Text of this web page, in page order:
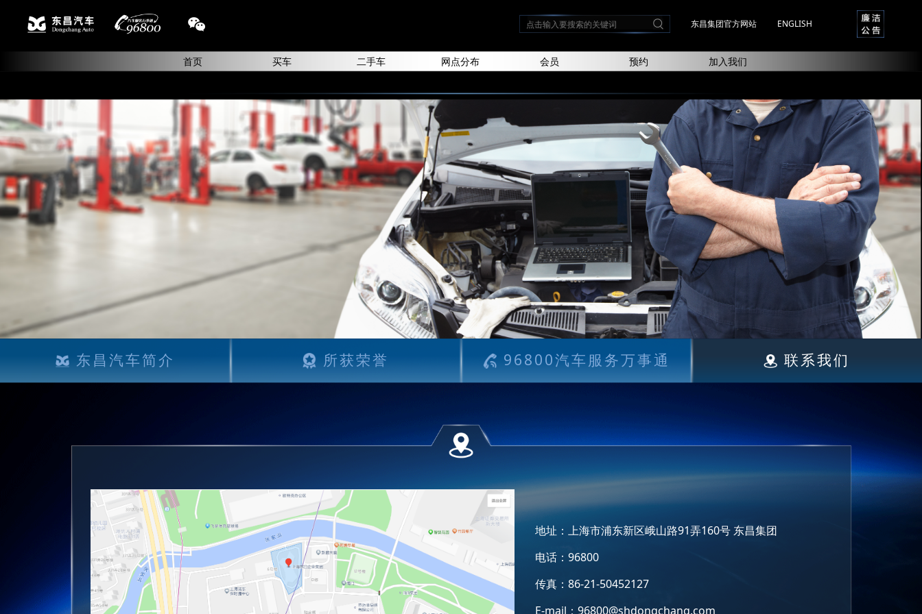
东昌集团官方网站 ENGLISH
首页 买车 二手车 网点分布 会员 预约 加入我们
东昌汽车简介 所获荣誉 96800汽车服务万事通 联系我们
地址：上海市浦东新区峨山路91弄160号 东昌集团
电话：96800
传真：86-21-50452127
E-mail： 96800@shdongchang.com